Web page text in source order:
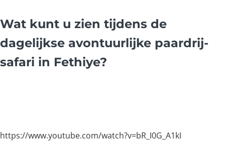
Wat kunt u zien tijdens de
dagelijkse avontuurlijke paardrij-
safari in Fethiye?
https://www.youtube.com/watch?v=bR_I0G_A1kI